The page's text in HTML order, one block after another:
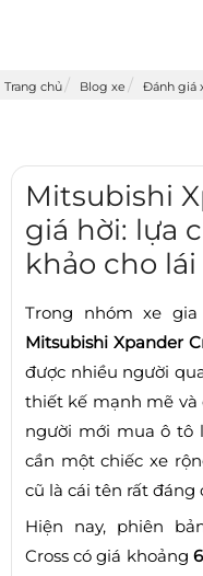
Trang chủ Blog xe Đánh giá
Mitsubishi
giá hời: lựa
khảo cho
Trong nhóm xe
Mitsubishi Xpander
được nhiều người
thiết kế mạnh mẽ và
người mới mua ô tô
cần một chiếc xe
cũ là cái tên rất đáng
Hiện nay, phiên
Cross có giá khoảng